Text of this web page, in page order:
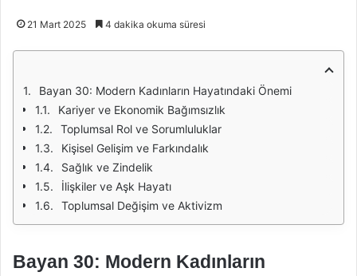
21 Mart 2025 4 dakika okuma süresi
Bayan 30: Modern Kadınların Hayatındaki Önemi
Kariyer ve Ekonomik Bağımsızlık
Toplumsal Rol ve Sorumluluklar
Kişisel Gelişim ve Farkındalık
Sağlık ve Zindelik
İlişkiler ve Aşk Hayatı
Toplumsal Değişim ve Aktivizm
Bayan 30: Modern Kadınların